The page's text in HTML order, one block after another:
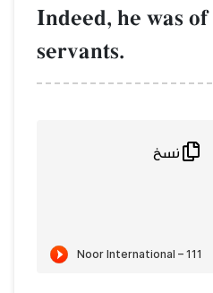
Indeed, he was
servants.